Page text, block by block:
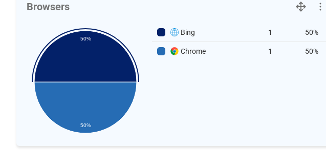
Browsers
50%
50%
Bing 1 50%
Chrome 1 50%